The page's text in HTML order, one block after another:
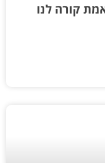
קורה לנו